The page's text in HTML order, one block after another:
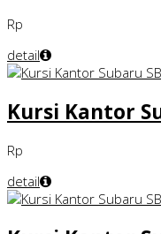
Rp
detail
Kursi Kantor
Rp
detail